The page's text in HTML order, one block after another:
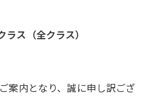
ス（全クラス）
案内となり、誠に申し訳ござ